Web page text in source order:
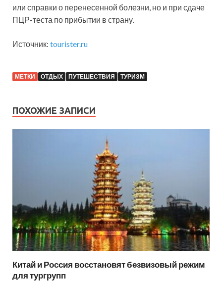
или справки о перенесенной болезни, но и при сдаче
ПЦР-теста по прибытии в страну.
Источник: tourister.ru
МЕТКИ ОТДЫХ ПУТЕШЕСТВИЯ ТУРИЗМ
ПОХОЖИЕ ЗАПИСИ
Китай и Россия восстановят безвизовый режим
для тургрупп